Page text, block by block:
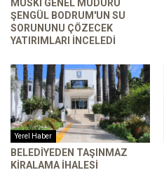
MUSKİ GENEL MÜDÜRÜ
ŞENGÜL BODRUM'UN SU
SORUNUNU ÇÖZECEK
YATIRIMLARI INCELEDI
Yerel Haber
BELEDIYEDEN TAŞINMAZ
KIRALAMA İHALESI